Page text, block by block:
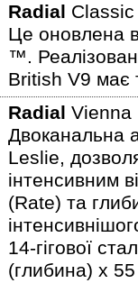
Radial
Це оновлена
™.
British V9 має
Radial
Двоканальна
Leslie,
інтенсивним
(Rate) та
14-гігової
(глибина) x